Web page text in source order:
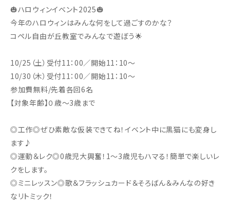
🎃ハロウィンイベント2025🎃
今年のハロウィンはみんな何をして過ごすのかな？
コペル自由が丘教室でみんなで遊ぼう🌟
10/25（土）受付11：00／開始11：10～
10/30（木）受付11：00／開始11：10～
参加費無料/先着各回6名
【対象年齢】０歳～3歳まで
◎工作◎ぜひ素敵な仮装できてね！イベント中に黒猫にも変身し
ます♪
◎運動＆レク◎0歳児大興奮！1～3歳児もハマる！簡単で楽しいレ
クをします。
◎ミニレッスン◎歌＆フラッシュカード＆そろばん＆みんなの好き
なリトミック！